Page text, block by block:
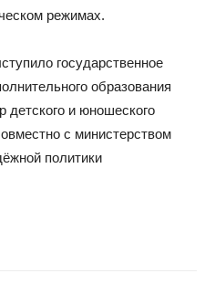
режимах.
государственное
образования
детского и юношеского
c министерством
политики